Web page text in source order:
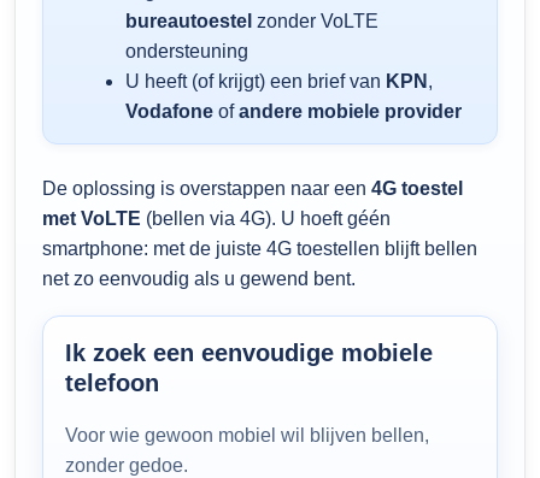
bureautoestel zonder VoLTE
ondersteuning
U heeft (of krijgt) een brief van KPN ,
Vodafone ofandere mobiele provider
De oplossing is overstappen naar een 4G toestel
met VoLTE (bellen via 4G). U hoeft géén
smartphone: met de juiste 4G toestellen blijft bellen
net zo eenvoudig als u gewend bent.
Ik zoek een eenvoudige mobiele
telefoon
Voor wie gewoon mobiel wil blijven bellen,
zonder gedoe.